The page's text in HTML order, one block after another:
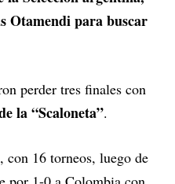
Otamendi para buscar
perder tres finales con
la “Scaloneta”.
con 16 torneos, luego de